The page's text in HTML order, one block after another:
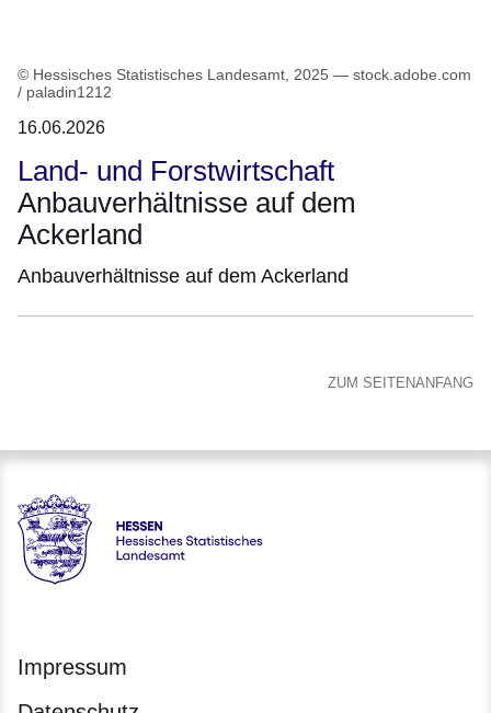
© Hessisches Statistisches Landesamt, 2025 — stock.adobe.com
/ paladin1212
16.06.2026
Land- und Forstwirtschaft
Anbauverhältnisse auf dem
Ackerland
Anbauverhältnisse auf dem Ackerland
ZUM SEITENANFANG
Hessen - Hessisches Statistisches Landesamt
Impressum